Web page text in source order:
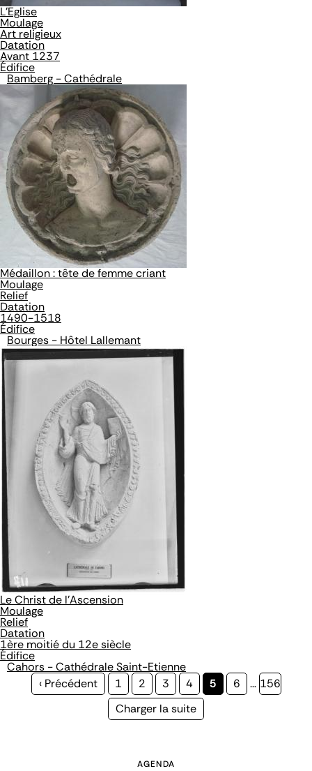
L'Eglise
Moulage
Art religieux
Datation
Avant 1237
Édifice
Bamberg - Cathédrale
Médaillon : tête de femme criant
Moulage
Relief
Datation
1490-1518
Édifice
Bourges - Hôtel Lallemant
Le Christ de l'Ascension
Moulage
Relief
Datation
1ère moitié du 12e siècle
Édifice
Cahors - Cathédrale Saint-Etienne
Page
‹ Précédent Page
1 Page
2 Page
3 Page
4
Page
5 Page
6 … Page
156
Page
Charger la suite
AGENDA